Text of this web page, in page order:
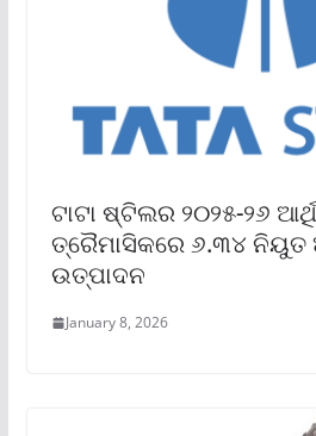
ଟାଟା ଷ୍ଟିଲର ୨୦୨୫-୨୬
ତ୍ରୈମାସିକରେ ୬.୩୪
ଉତ୍ପାଦନ
January 8, 2026